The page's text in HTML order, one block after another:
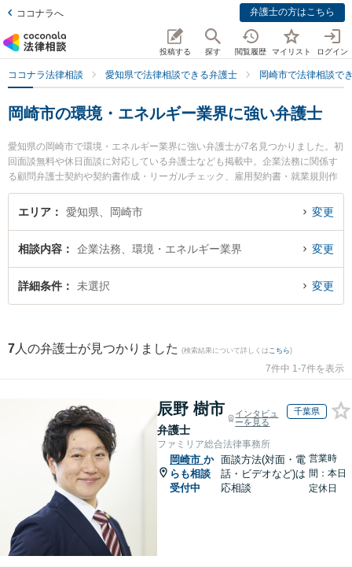
ココナラへ 弁護士の方はこちら
投稿する 探す 閲覧履歴 マイリスト ログイン
ココナラ法律相談 愛知県で法律相談できる弁護士 岡崎市で法律相談で
岡崎市の環境・エネルギー業界に強い弁護士
愛知県の岡崎市で環境・エネルギー業界に強い弁護士が7名見つかりました。初
回面談無料や休日面談に対応している弁護士なども掲載中。企業法務に関係す
る顧問弁護士契約や契約書作成・リーガルチェック、雇用契約書・就業規則作
成等の細かな分野での絞り込み検索もでき便利です。特にあいち岡崎法律事務
所の藤田 誓史弁護士やベリーベスト法律事務所 岡崎オフィスの神谷 直樹弁護
ギー業界のトラブルを今すぐに弁護士に相談したい』『環境・エネルギー業界
のトラブル解決の実績豊富な近くの弁護士を検索したい』『初回相談無料で環
境・エネルギー業界を法律相談できる岡崎市内の弁護士に相談予約したい』な
エリア 愛知県、岡崎市 変更
相談内容 企業法務、環境・エネルギー業界 変更
詳細条件 未選択 変更
7 人の弁護士が見つかりました (検索結果について詳しくは こちら)
7件中 1-7件を表示
辰野 樹市
弁護士
インタビュ
ーを見る
千葉県
ファミリア総合法律事務所
岡崎市 か
らも相談
受付中
面談方法(対面・電
話・ビデオなど)は
応相談
営業時
間：本日
定休日